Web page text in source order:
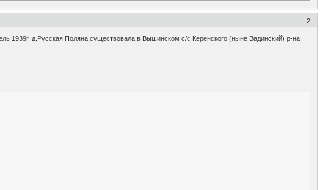
2
1939г. д.Русская Поляна существовала в Вышинском с/с Керенского (ныне Вадинский) р-на